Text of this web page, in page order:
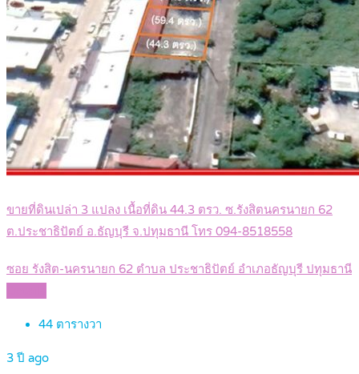
ขายที่ดินเปล่า 3 แปลง เนื้อที่ดิน 44.3 ตรว. ซ.รังสิตนครนายก 62
ต.ประชาธิปัตย์ อ.ธัญบุรี จ.ปทุมธานี โทร 094-8518558
ซอย รังสิต-นครนายก 62 ตำบล ประชาธิปัตย์ อำเภอธัญบุรี ปทุมธานี
44 ตารางวา
3 ปี ago